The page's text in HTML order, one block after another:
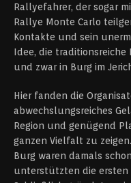
Rallyefahrer, der sogar
Rallye Monte Carlo
Kontakte und sein
Idee, die
und zwar in Burg im
Hier fanden die
abwechslungsreiches
Region und genügend
ganzen Vielfalt zu
Burg waren damals
unterstützten die ersten